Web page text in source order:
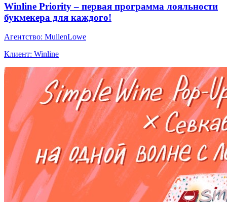
Winline Priority – первая программа лояльности
букмекера для каждого!
Агентство: MullenLowe
Клиент: Winline